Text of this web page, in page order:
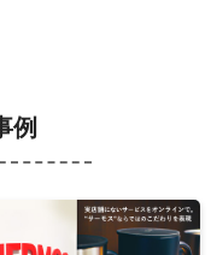
例